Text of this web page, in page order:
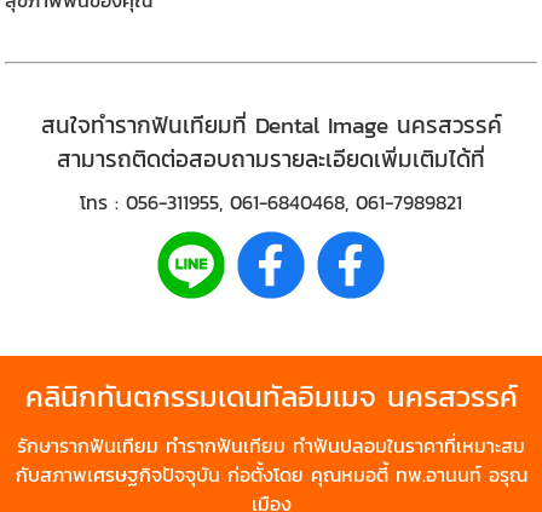
สนใจทำรากฟันเทียมที่ Dental Image นครสวรรค์
สามารถติดต่อสอบถามรายละเอียดเพิ่มเติมได้ที่
โทร : 056-311955, 061-6840468, 061-7989821
คลินิกทันตกรรมเดนทัลอิมเมจ นครสวรรค์
รักษารากฟันเทียม ทำรากฟันเทียม ทำฟันปลอมในราคาที่เหมาะสม
กับสภาพเศรษฐกิจปัจจุบัน ก่อตั้งโดย คุณหมอตี้ ทพ.อานนท์ อรุณ
เมือง